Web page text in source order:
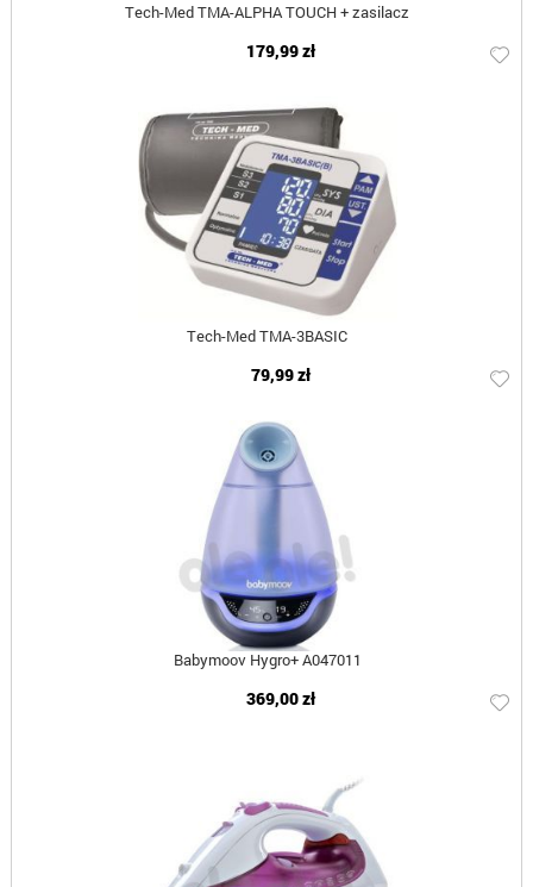
Tech-Med TMA-ALPHA TOUCH + zasilacz
179,99 zł
Tech-Med TMA-3BASIC
79,99 zł
Babymoov Hygro+ A047011
369,00 zł